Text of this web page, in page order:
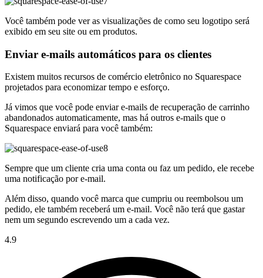
Você também pode ver as visualizações de como seu logotipo será
exibido em seu site ou em produtos.
Enviar e-mails automáticos para os clientes
Existem muitos recursos de comércio eletrônico no Squarespace
projetados para economizar tempo e esforço.
Já vimos que você pode enviar e-mails de recuperação de carrinho
abandonados automaticamente, mas há outros e-mails que o
Squarespace enviará para você também:
Sempre que um cliente cria uma conta ou faz um pedido, ele recebe
uma notificação por e-mail.
Além disso, quando você marca que cumpriu ou reembolsou um
pedido, ele também receberá um e-mail. Você não terá que gastar
nem um segundo escrevendo um a cada vez.
4.9